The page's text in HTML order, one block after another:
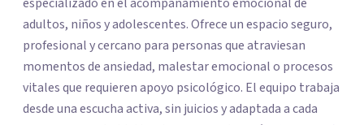
adultos, niños y adolescentes. Ofrece un espacio seguro,
profesional y cercano para personas que atraviesan
momentos de ansiedad, malestar emocional o procesos
vitales que requieren apoyo psicológico. El equipo trabaja
desde una escucha activa, sin juicios y adaptada a cada